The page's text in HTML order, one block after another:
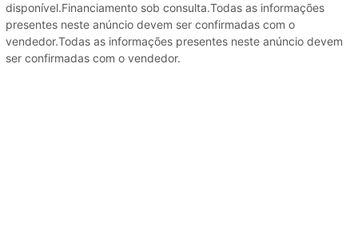
disponível.Financiamento sob consulta.Todas as informações
presentes neste anúncio devem ser confirmadas com o
vendedor.Todas as informações presentes neste anúncio devem
ser confirmadas com o vendedor.